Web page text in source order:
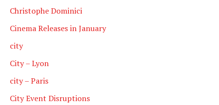
Christophe Dominici
Cinema Releases in January
city
City – Lyon
city – Paris
City Event Disruptions